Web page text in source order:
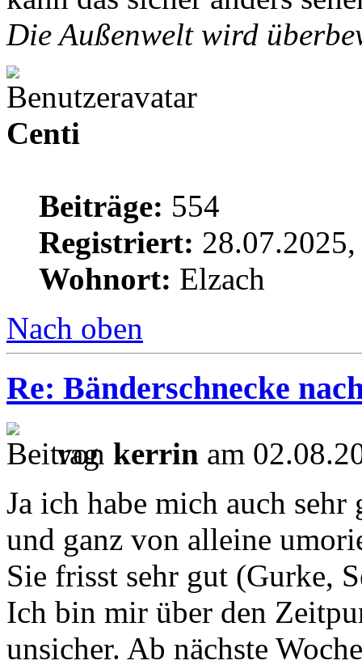
Die Außenwelt wird
Centi
Beiträge: 554
Registriert:
Wohnort: Elzach
Nach oben
Re: Bänderschnecke
von kerrin am
Ja ich habe mich auch
und ganz von alleine
Sie frisst sehr gut (Gurke,
Ich bin mir über den
unsicher. Ab nächste